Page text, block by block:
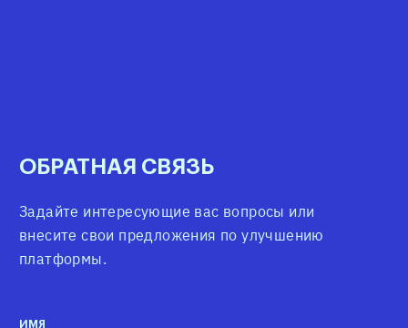
ОБРАТНАЯ СВЯЗЬ
Задайте интересующие вас вопросы или
внесите свои предложения по улучшению
платформы.
ИМЯ